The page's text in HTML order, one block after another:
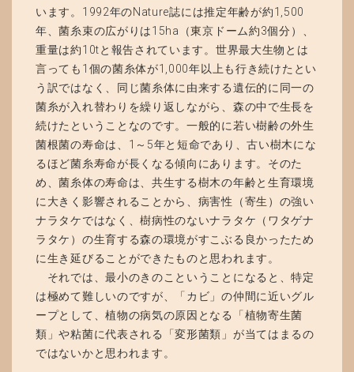
います。1992年のNature誌には推定年齢が約1,500
年、菌糸束の広がりは15ha（東京ドーム約3個分）、
重量は約10tと報告されています。世界最大生物とは
言っても1個の菌糸体が1,000年以上も行き続けたとい
う訳ではなく、同じ菌糸体に由来する遺伝的に同一の
菌糸が入れ替わりを繰り返しながら、森の中で生長を
続けたということなのです。一般的に若い樹齢の外生
菌根菌の寿命は、1～5年と短命であり、古い樹木にな
るほど菌糸寿命が長くなる傾向にあります。そのた
め、菌糸体の寿命は、共生する樹木の年齢と生育環境
に大きく影響されることから、病害性（寄生）の強い
ナラタケではなく、樹病性のないナラタケ（ワタゲナ
ラタケ）の生育する森の環境がすこぶる良かったため
に生き延びることができたものと思われます。
それでは、最小のきのこということになると、特定
は極めて難しいのですが、「カビ」の仲間に近いグル
ープとして、植物の病気の原因となる「植物寄生菌
類」や粘菌に代表される「変形菌類」が当てはまるの
ではないかと思われます。